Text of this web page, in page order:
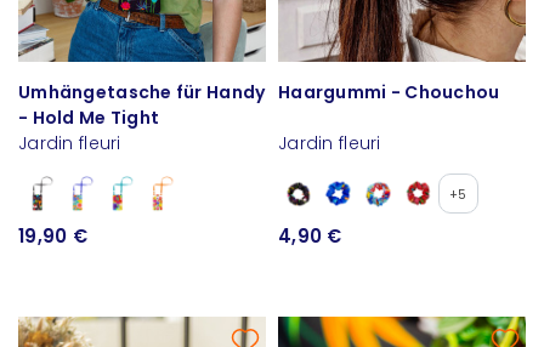
Umhängetasche für Handy
- Hold Me Tight
Jardin fleuri
19,90 €
Haargummi - Chouchou
Jardin fleuri
+5
4,90 €